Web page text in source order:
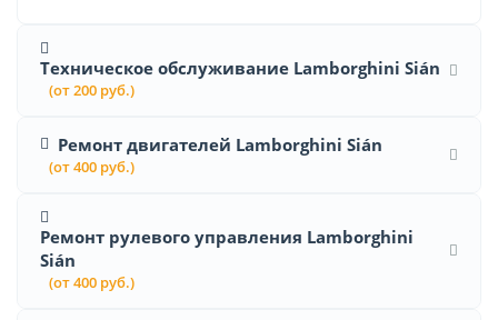
Техническое обслуживание Lamborghini Sián
(от 200 руб.)
Ремонт двигателей Lamborghini Sián
(от 400 руб.)
Ремонт рулевого управления Lamborghini
Sián
(от 400 руб.)